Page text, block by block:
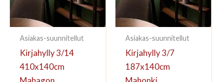
Asiakas-suunnitellut
Kirjahylly 3/14
410x140cm
Asiakas-suunnitellut
Kirjahylly 3/7
187x140cm